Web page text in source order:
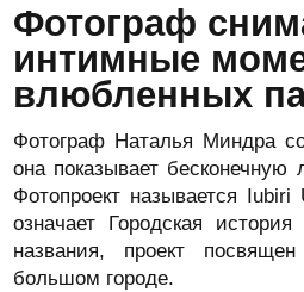
Фотограф
интимные
влюбленных
Фотограф Наталья Миндра
она показывает
Фотопроект называется
означает Городская
названия, проект
большом городе.